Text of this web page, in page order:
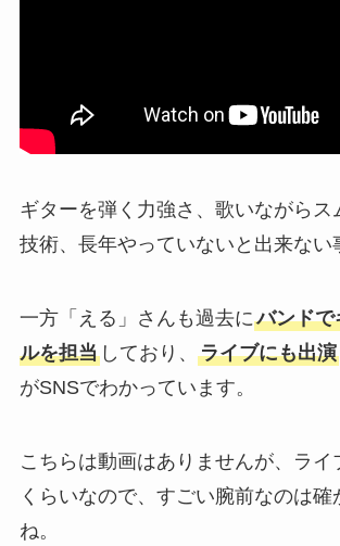
ギターを弾く力強さ、歌いながらス
技術、長年やっていないと出来ない
一方「える」さんも過去にバンドで
ルを担当しており、 ライブにも出演
がSNSでわかっています。
こちらは動画はありませんが、ライ
くらいなので、すごい腕前なのは確
ね。